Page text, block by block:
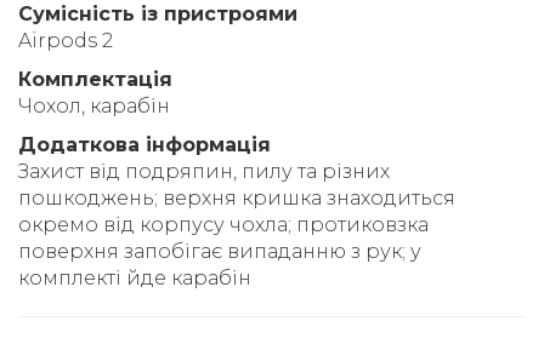
Сумісність із пристроями
Airpods 2
Комплектація
Чохол, карабін
Додаткова інформація
Захист від подряпин, пилу та різних
пошкоджень; верхня кришка знаходиться
окремо від корпусу чохла; протиковзка
поверхня запобігає випаданню з рук; у
комплекті йде карабін